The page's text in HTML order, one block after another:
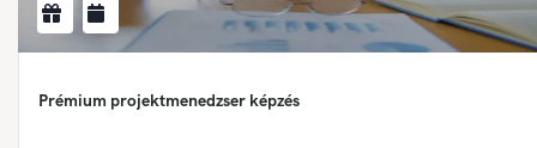
Prémium projektmenedzser képzés